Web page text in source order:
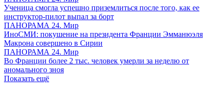
Ученица смогла успешно приземлиться после того, как ее
инструктор-пилот выпал за борт
ПАНОРАМА 24. Мир
ИноСМИ: покушение на президента Франции Эмманюэля
Макрона совершено в Сирии
ПАНОРАМА 24. Мир
Во Франции более 2 тыс. человек умерли за неделю от
аномального зноя
Показать ещё